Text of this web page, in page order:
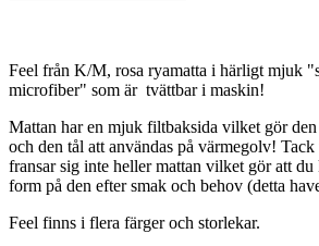
Feel från K/M, rosa ryamatta i härligt mjuk
microfiber" som är tvättbar i maskin!
Mattan har en mjuk filtbaksida vilket gör
och den tål att användas på värmegolv!
fransar sig inte heller mattan vilket gör att
form på den efter smak och behov (detta
Feel finns i flera färger och storlekar.